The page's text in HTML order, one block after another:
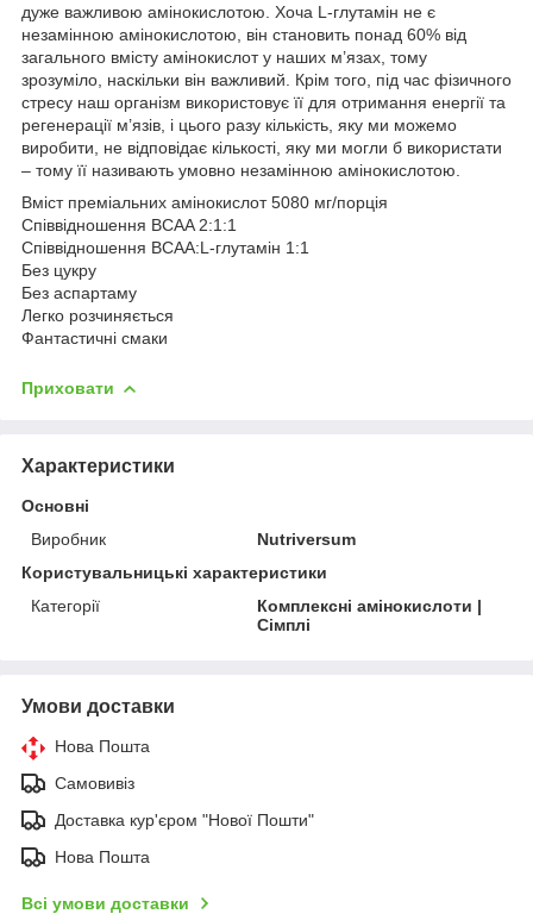
дуже важливою амінокислотою. Хоча L-глутамін не є
незамінною амінокислотою, він становить понад 60% від
загального вмісту амінокислот у наших м’язах, тому
зрозуміло, наскільки він важливий. Крім того, під час фізичного
стресу наш організм використовує її для отримання енергії та
регенерації м’язів, і цього разу кількість, яку ми можемо
виробити, не відповідає кількості, яку ми могли б використати
– тому її називають умовно незамінною амінокислотою.
Вміст преміальних амінокислот 5080 мг/порція
Співвідношення BCAA 2:1:1
Співвідношення BCAA:L-глутамін 1:1
Без цукру
Без аспартаму
Легко розчиняється
Фантастичні смаки
Приховати
Характеристики
Основні
Виробник
Nutriversum
Користувальницькі характеристики
Категорії
Комплексні амінокислоти |
Сімплі
Умови доставки
Нова Пошта
Самовивіз
Доставка кур'єром "Нової Пошти"
Нова Пошта
Всі умови доставки